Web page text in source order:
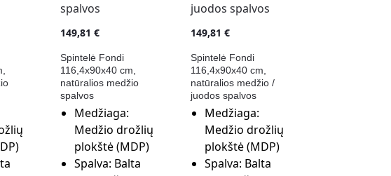
149,81€
Spintelė Fondi
116,4x90x40 cm,
natūralios medžio
spalvos
Medžiaga:
Medžio drožlių
plokštė (MDP)
Spalva: Balta
149,81 €
Spintelė Fondi
116,4x90x40 cm,
natūralios medžio /
juodos spalvos
Medžiaga:
Medžio drožlių
plokštė (MDP)
Spalva: Balta